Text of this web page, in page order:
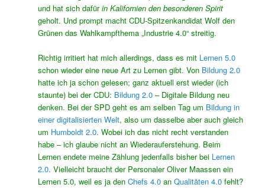
und hat sich dafürin Kalifornien den besonderen Spirit
geholt. Und prompt macht CDU-Spitzenkandidat Wolf den
Grünen dasWahlkampfthema „Industrie 4.0“ streitig.
Richtig irritiert hat mich allerdings, dass es mit Lernen 5.0
schon wieder eine neue Art zu Lernen gibt. Von Bildung 2.0
hatte ich ja schon gelesen; ganz aktuell erst wieder (ich
staunte) bei der CDU: Bildung 2.0 – Digitale Bildung neu
denken. Bei der SPD geht es am selben Tag um Bildung in
einer digitalisierten Welt, also um dasselbe aber auch gleich
um Humboldt 2.0. Wobei ich das nicht recht verstanden
habe – ich glaube nicht an Wiederauferstehung. Beim
Lernen endete meine Zählung jedenfalls bisher bei Lernen
2.0. Vielleicht braucht der Personaler Oliver Maassen ein
Lernen 5.0, weil es ja denChefs 4.0 anQualitäten 4.0 fehlt?